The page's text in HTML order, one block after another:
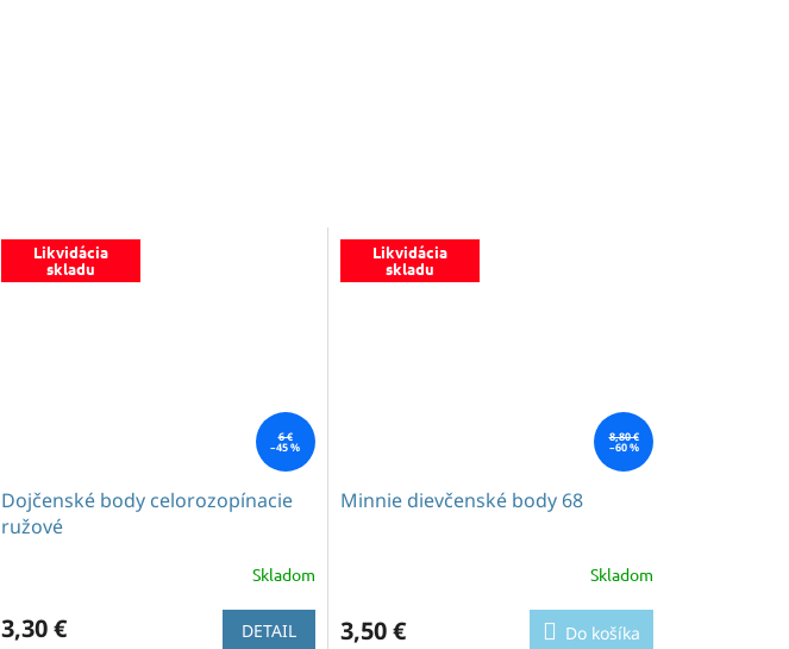
Likvidácia
skladu
6 €
–45 %
Dojčenské body celorozopínacie
ružové
Skladom
3,30 € DETAIL
Likvidácia
skladu
8,80 €
–60 %
Minnie dievčenské body 68
Skladom
3,50 € Do košíka